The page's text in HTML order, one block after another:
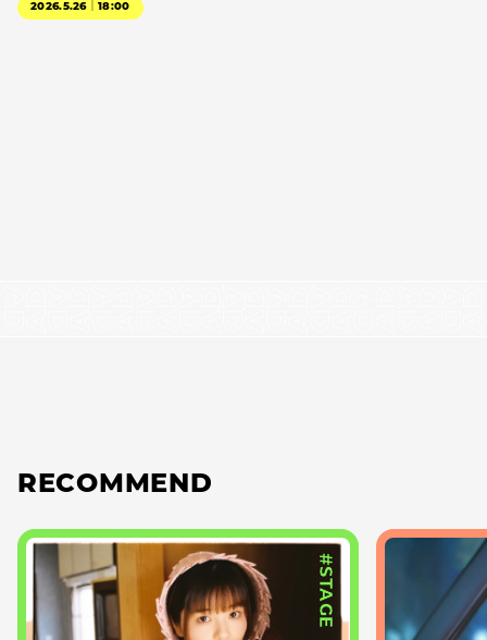
2026.5.26｜18:00
RECOMMEND
#STAGE